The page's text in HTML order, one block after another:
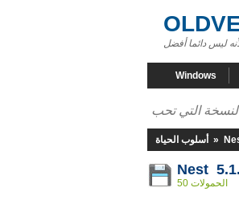
Windows
أسلوب الحياة »
Nest
50 الحمولات